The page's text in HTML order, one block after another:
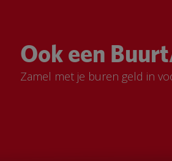
Ook een
Zamel met je buren geld in